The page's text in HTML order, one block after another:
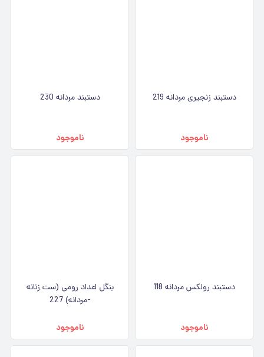
دستبند زنجیری مردانه 219
ناموجود
دستبند مردانه 230
ناموجود
دستبند رولکس مردانه 118
ناموجود
بنگل اعداد رومی (ست زنانه
-مردانه) 227
ناموجود